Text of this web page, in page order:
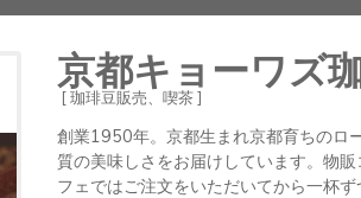
京都キョーワズ
[ 珈琲豆販売、喫茶 ]
創業1950年。京都生まれ京都育ちのロ
質の美味しさをお届けしています。物
フェではご注文をいただいてから一杯